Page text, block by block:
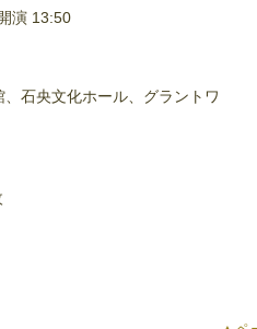
13:50
石央文化ホール、グラントワ